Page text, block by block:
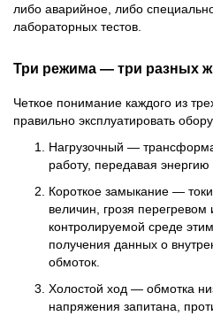
либо аварийное, либо
лабораторных тестов.
Три режима — три разных
Четкое понимание каждого из
правильно эксплуатировать
Нагрузочный —
работу, передавая
Короткое замыкание —
величин, грозя
контролируемой среде
получения данных о
обмоток.
Холостой ход — обмотка
напряжения запитана,